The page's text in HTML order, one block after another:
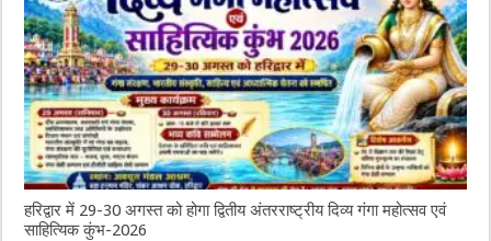
हरिद्वार में 29-30 अगस्त को होगा द्वितीय अंतरराष्ट्रीय दिव्य गंगा महोत्सव एवं
साहित्यिक कुंभ-2026